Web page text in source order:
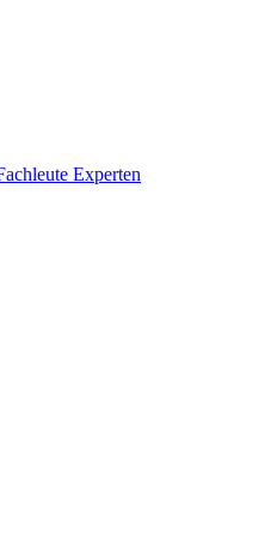
Experten